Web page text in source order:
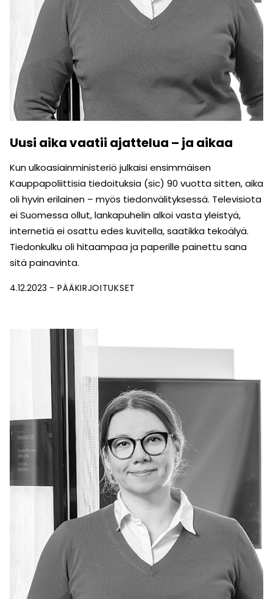
Uusi aika vaatii ajattelua – ja aikaa
Kun ulkoasiainministeriö julkaisi ensimmäisen
Kauppapoliittisia tiedoituksia (sic) 90 vuotta sitten, aika
oli hyvin erilainen – myös tiedonvälityksessä. Televisiota
ei Suomessa ollut, lankapuhelin alkoi vasta yleistyä,
internetiä ei osattu edes kuvitella, saatikka tekoälyä.
Tiedonkulku oli hitaampaa ja paperille painettu sana
sitä painavinta.
4.12.2023 PÄÄKIRJOITUKSET